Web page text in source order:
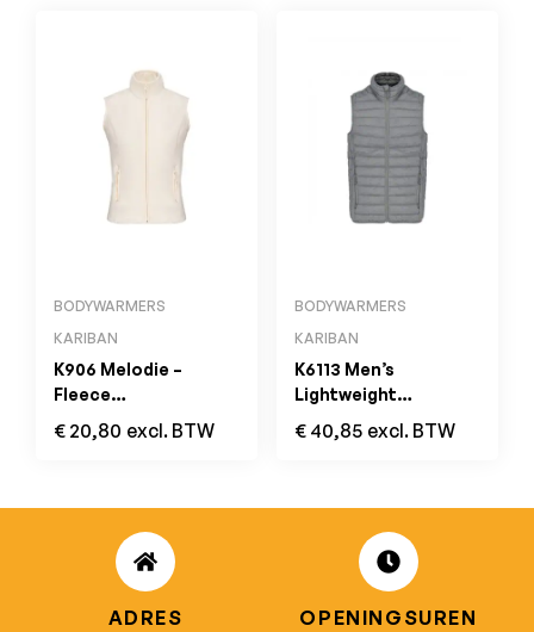
BODYWARMERS
KARIBAN
K906 Melodie –
Fleece
Damesbodywarmer
Natural
€ 20,80 excl. BTW
BODYWARMERS
KARIBAN
K6113 Men’s
Lightweight
Sleeveless Down
Jacket Marl Silver
€ 40,85 excl. BTW
ADRES OPENINGSUREN